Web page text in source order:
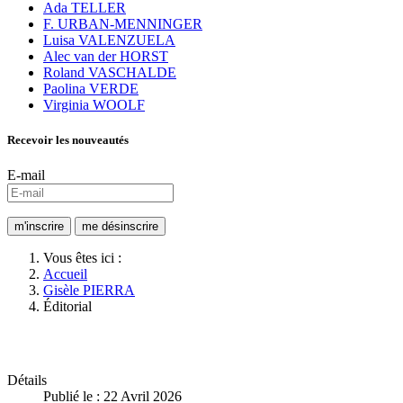
Ada TELLER
F. URBAN-MENNINGER
Luisa VALENZUELA
Alec van der HORST
Roland VASCHALDE
Paolina VERDE
Virginia WOOLF
Recevoir les nouveautés
E-mail
Vous êtes ici :
Accueil
Gisèle PIERRA
Éditorial
Détails
Publié le : 22 Avril 2026